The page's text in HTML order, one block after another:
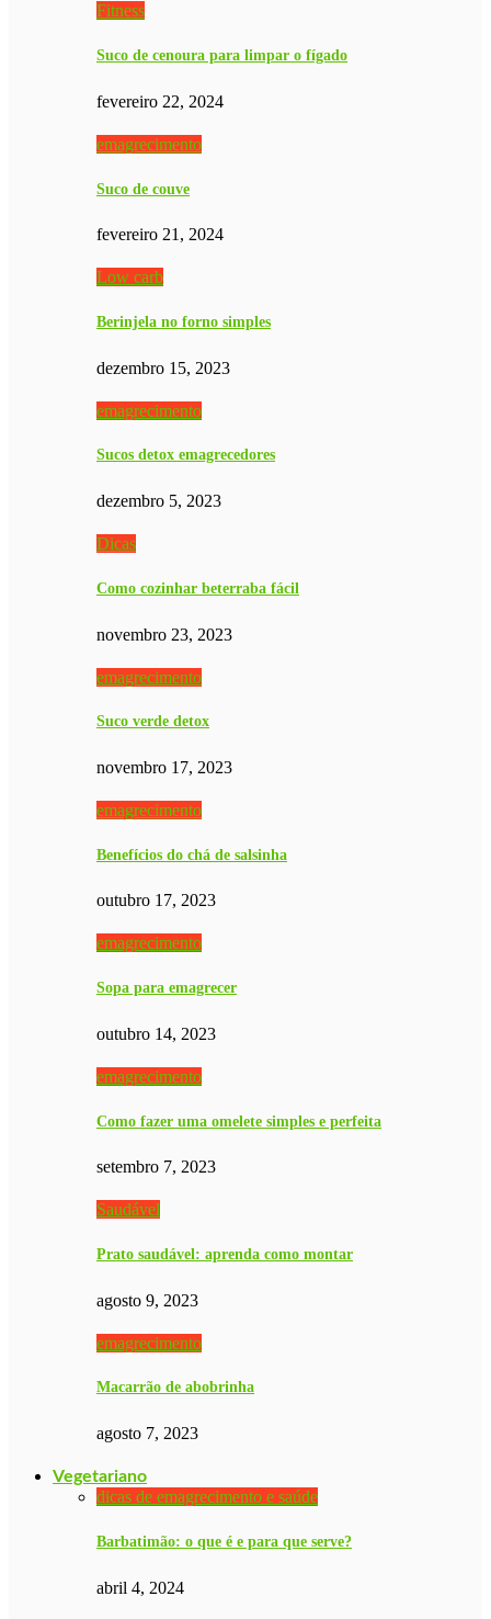
Fitness
Suco de cenoura para limpar o fígado
fevereiro 22, 2024
emagrecimento
Suco de couve
fevereiro 21, 2024
Low carb
Berinjela no forno simples
dezembro 15, 2023
emagrecimento
Sucos detox emagrecedores
dezembro 5, 2023
Dicas
Como cozinhar beterraba fácil
novembro 23, 2023
emagrecimento
Suco verde detox
novembro 17, 2023
emagrecimento
Benefícios do chá de salsinha
outubro 17, 2023
emagrecimento
Sopa para emagrecer
outubro 14, 2023
emagrecimento
Como fazer uma omelete simples e perfeita
setembro 7, 2023
Saudável
Prato saudável: aprenda como montar
agosto 9, 2023
emagrecimento
Macarrão de abobrinha
agosto 7, 2023
Vegetariano
dicas de emagrecimento e saúde
Barbatimão: o que é e para que serve?
abril 4, 2024